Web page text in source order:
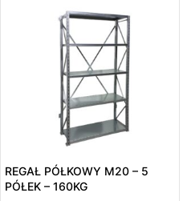
REGAŁ PÓŁKOWY M20 – 5
PÓŁEK – 160KG